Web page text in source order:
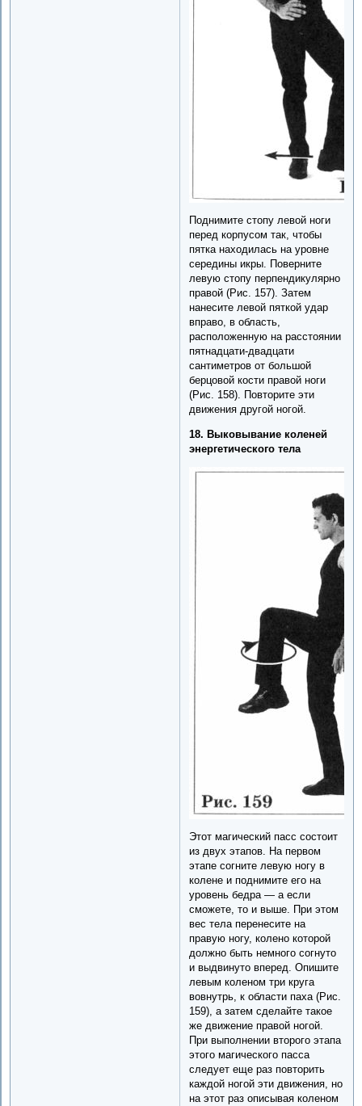
Поднимите стопу левой ноги
перед корпусом так, чтобы
пятка находилась на уровне
середины икры. Поверните
левую стопу перпендикулярно
правой (Рис. 157). Затем
нанесите левой пяткой удар
вправо, в область,
расположенную на расстоянии
пятнадцати-двадцати
сантиметров от большой
берцовой кости правой ноги
(Рис. 158). Повторите эти
движения другой ногой.
18. Выковывание коленей
энергетического тела
Этот магический пасс состоит
из двух этапов. На первом
этапе согните левую ногу в
колене и поднимите его на
уровень бедра — а если
сможете, то и выше. При этом
вес тела перенесите на
правую ногу, колено которой
должно быть немного согнуто
и выдвинуто вперед. Опишите
левым коленом три круга
вовнутрь, к области паха (Рис.
159), а затем сделайте такое
же движение правой ногой.
При выполнении второго этапа
этого магического пасса
следует еще раз повторить
каждой ногой эти движения, но
на этот раз описывая коленом